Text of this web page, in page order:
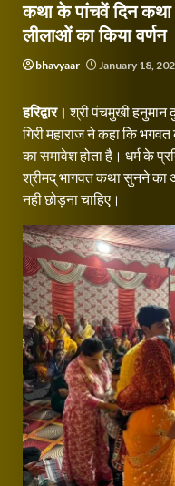
कथा के पांचवें दिन कथा
लीलाओं का किया वर्णन
bhavyaar January 18,
हरिद्वार। श्री पंचमुखी हनुमान
गिरी महाराज ने कहा कि
का समावेश होता है। धर्म के
श्रीमद् भागवत कथा सुनने का
नही छोड़ना चाहिए।